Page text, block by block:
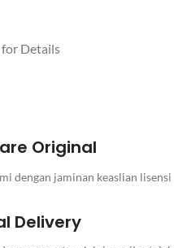
Details
Original
dengan jaminan keaslian lisensi
Delivery